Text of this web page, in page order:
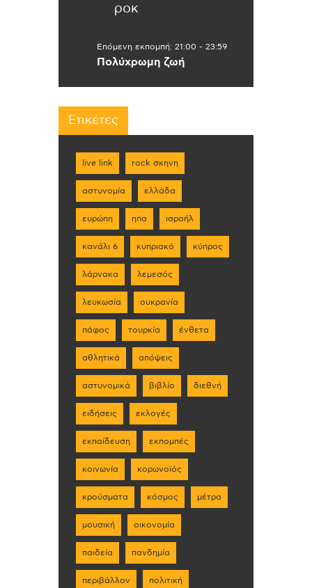
ροκ
Επόμενη εκπομπή: 21:00 - 23:59
Πολύχρωμη ζωή
Ετικέτες
live link rock σκηνη
αστυνομία ελλάδα
ευρώπη ηπα ισραήλ
κανάλι 6 κυπριακό κύπρος
λάρνακα λεμεσός
λευκωσία ουκρανία
πάφος τουρκία ένθετα
αθλητικά απόψεις
αστυνομικά βιβλίο διεθνή
ειδήσεις εκλογές
εκπαίδευση εκπομπές
κοινωνία κορωνοϊός
κρούσματα κόσμος μέτρα
μουσική οικονομία
παιδεία πανδημία
περιβάλλον πολιτική